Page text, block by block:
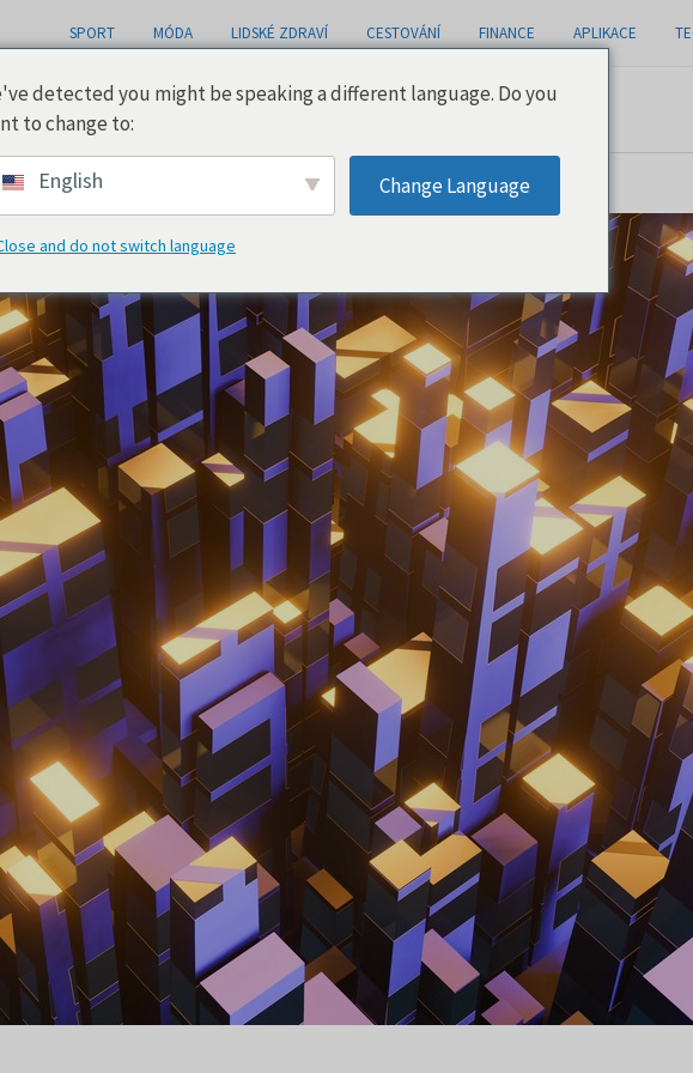
SPORT MÓDA LIDSKÉ ZDRAVÍ CESTOVÁNÍ FINANCE APLIKACE
detected you might be speaking a different language. Do you
to change to:
English Change Language
and do not switch language